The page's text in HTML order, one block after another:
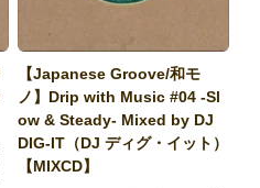
【Japanese Groove/和モ
ノ】Drip with Music #04 -Sl
ow & Steady- Mixed by DJ
DIG-IT（DJ ディグ・イット）
【MIXCD】